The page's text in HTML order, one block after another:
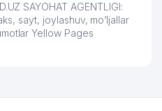
SAYOHAT AGENTLIGI:
sayt, joylashuv, mo’ljallar
Yellow Pages